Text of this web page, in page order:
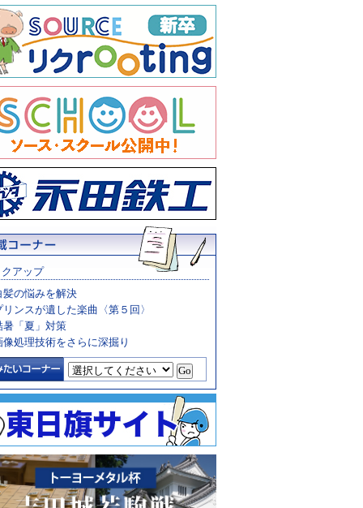
アップ
髪の悩みを解決
リンスが遺した楽曲〈第５回〉
暑「夏」対策
像処理技術をさらに深掘り